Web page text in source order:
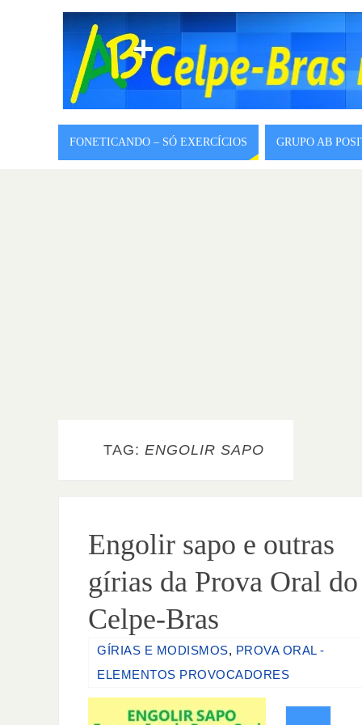
FONETICANDO – SÓ EXERCÍCIOS GRUPO AB
TAG: ENGOLIR SAPO
Engolir sapo e outras
gírias da Prova Oral do
Celpe-Bras
GÍRIAS E MODISMOS, PROVA ORAL -
ELEMENTOS PROVOCADORES